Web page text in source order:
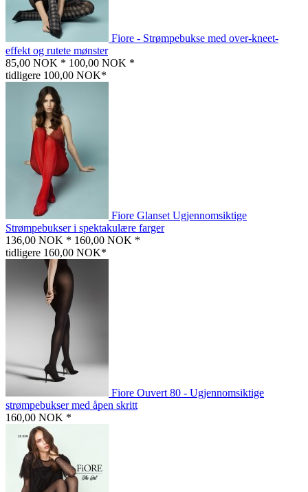
Fiore - Strømpebukse med over-kneet-
effekt og rutete mønster
85,00 NOK * 100,00 NOK *
tidligere 100,00 NOK*
Fiore Glanset Ugjennomsiktige
Strømpebukser i spektakulære farger
136,00 NOK * 160,00 NOK *
tidligere 160,00 NOK*
Fiore Ouvert 80 - Ugjennomsiktige
strømpebukser med åpen skritt
160,00 NOK *